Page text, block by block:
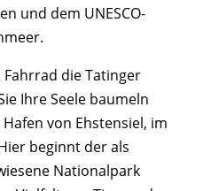
und dem UNESCO-
die Tatinger
Ihre Seele baumeln
von Ehstensiel, im
beginnt der als
Nationalpark